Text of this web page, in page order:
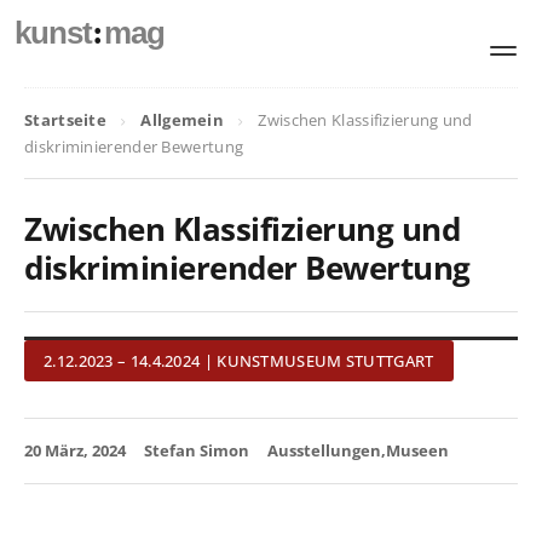
kunst:mag
Startseite Allgemein
Zwischen Klassifizierung und
diskriminierender Bewertung
Zwischen Klassifizierung und
diskriminierender Bewertung
2.12.2023 – 14.4.2024 | KUNSTMUSEUM STUTTGART
20 März, 2024 Stefan Simon Ausstellungen Museen